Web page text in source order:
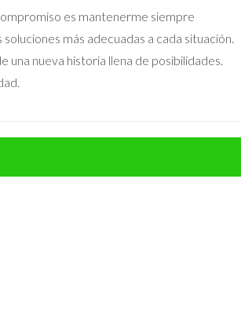
tanto, si estás pensando en vender tu
y asegurarte de que todo esté en orden
va desde A (muy eficiente) hasta G (poco
es mantenerme siempre
más adecuadas a cada situación.
una nueva historia llena de posibilidades.